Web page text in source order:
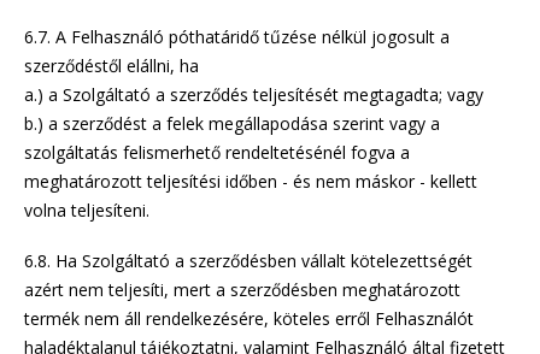
6.7. A Felhasználó póthatáridő tűzése nélkül jogosult a
szerződéstől elállni, ha
a.) a Szolgáltató a szerződés teljesítését megtagadta; vagy
b.) a szerződést a felek megállapodása szerint vagy a
szolgáltatás felismerhető rendeltetésénél fogva a
meghatározott teljesítési időben - és nem máskor - kellett
volna teljesíteni.
6.8. Ha Szolgáltató a szerződésben vállalt kötelezettségét
azért nem teljesíti, mert a szerződésben meghatározott
termék nem áll rendelkezésére, köteles erről Felhasználót
haladéktalanul tájékoztatni, valamint Felhasználó által fizetett